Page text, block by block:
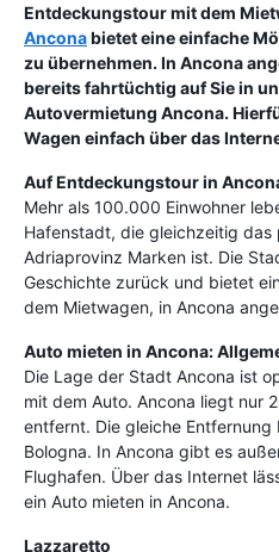
Entdeckungstour mit dem
Anconabietet eine einfache
zu übernehmen. In Ancona
bereits fahrtüchtig auf Sie in
Autovermietung Ancona.
Wagen einfach über das
Auf Entdeckungstour in
Mehr als 100.000 Einwohner
Hafenstadt, die gleichzeitig das
Adriaprovinz Marken ist. Die
Geschichte zurück und bietet
dem Mietwagen, in Ancona
Auto mieten in Ancona:
Die Lage der Stadt Ancona ist
mit dem Auto. Ancona liegt nur
entfernt. Die gleiche
Bologna. In Ancona gibt es
Flughafen. Über das Internet
ein Auto mieten in Ancona.
Lazzaretto